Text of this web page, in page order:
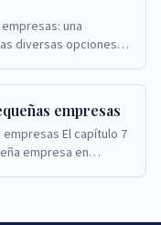
una
diversas opciones
empresas
El capítulo 7
empresa en